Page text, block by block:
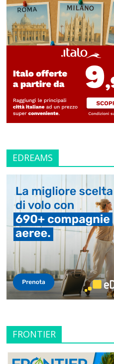
EDREAMS
FRONTIER